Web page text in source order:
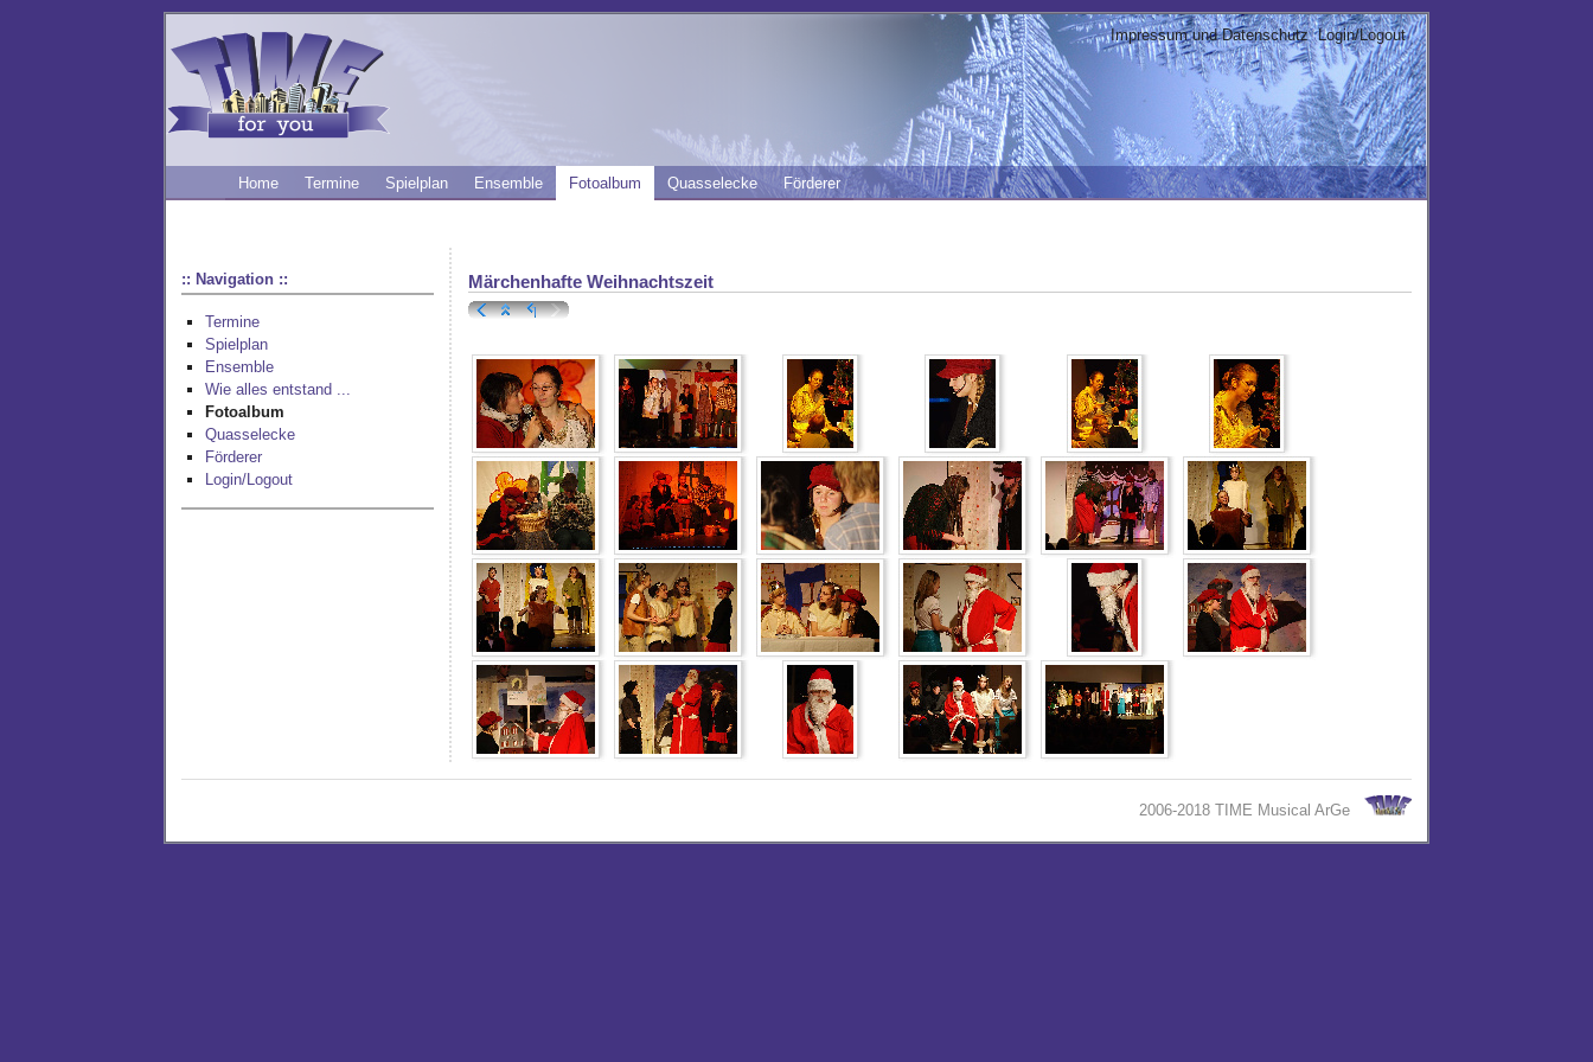
Impressum und Datenschutz Login/Logout
Home Termine Spielplan Ensemble Fotoalbum Quasselecke Förderer
:: Navigation ::
Termine
Spielplan
Ensemble
Wie alles entstand ...
Fotoalbum
Quasselecke
Förderer
Login/Logout
Märchenhafte Weihnachtszeit
2006-2018 TIME Musical ArGe